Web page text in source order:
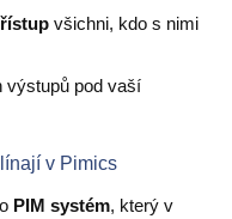
všichni, kdo s nimi
výstupů pod vaší
v Pimics
PIM systém, který v